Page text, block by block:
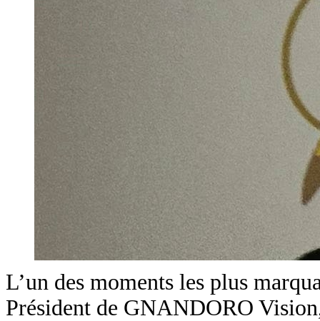
L’un des moments les plus
Président de GNANDORO